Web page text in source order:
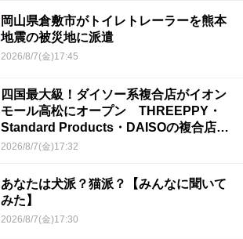
岡山県倉敷市がトイレトレーラーを熊本
地震の被災地に派遣
2026/8/7(金)17:45
四国最大級！ダイソー系複合店がイオン
モール高松にオープン THREEPPY・
Standard Products・DAISOの複合店は
香川県初
2026/8/7(金)17:32
あなたは犬派？猫派？【みんなに聞いて
みた】
2026/8/7(金)17:30